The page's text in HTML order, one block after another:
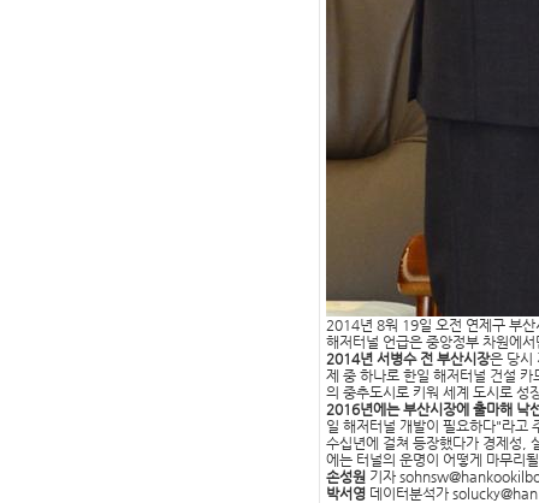
2014년 8워 19일 오전 연제구 부산
해저터널 언급은 중앙정부 차원에
2014년 서병수 전 부산시장은 당시
제 중 하나로 한일 해저터널 건설
의 중추도시로 키워 세계 도시로 성
2016년에는 부산시장에 출마해 낙
일 해저터널 개발이 필요하다"라고
수십년에 걸쳐 등장했다가 경제성,
에는 터널의 운명이 어떻게 마무리
손성원 기자
박서영 데이터분석가